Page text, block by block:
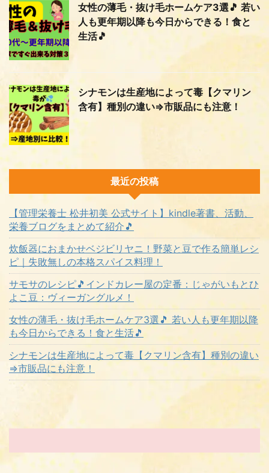
女性の薄毛・抜け毛ホームケア3選🎵 若い
人も更年期以降も今日からできる！食と
生活🎵
シナモンは生産地によって毒【クマリン
含有】種別の違い⇒市販品にも注意！
最近の投稿
【管理栄養士 松井初美 公式サイト】kindle著書、活動、
栄養ブログをまとめて紹介🎵
炊飯器におまかせベジビリヤニ！野菜と豆で作る簡単レシ
ピ｜失敗無しの本格スパイス料理！
サモサのレシピ🎵インドカレー屋の定番：じゃがいもとひ
よこ豆：ヴィーガングルメ！
女性の薄毛・抜け毛ホームケア3選🎵 若い人も更年期以降
も今日からできる！食と生活🎵
シナモンは生産地によって毒【クマリン含有】種別の違い
⇒市販品にも注意！